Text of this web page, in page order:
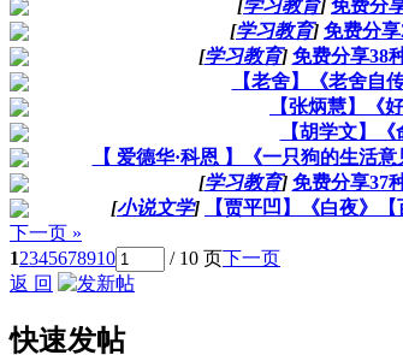
[学习教育] 免费分
[学习教育] 免费分享
[学习教育] 免费分享38
【老舍】《老舍自
【张炳慧】《
【胡学文】《
【 爱德华·科恩 】《一只狗的生活意
[学习教育] 免费分享37
[小说文学] 【贾平凹】《白夜》【
下一页 »
12345678910 / 10 页下一页
返 回
快速发帖